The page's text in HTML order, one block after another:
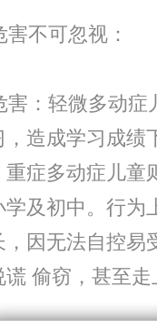
不可忽视：
：轻微多动症
造成学习成绩
症多动症儿童
及初中。行为
因无法自控易
偷窃，甚至走